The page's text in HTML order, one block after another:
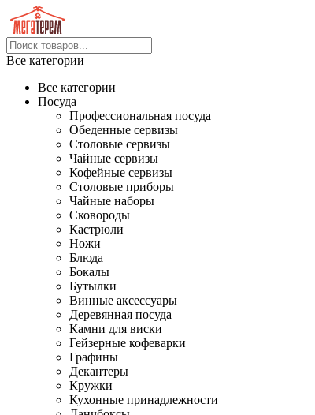
Все категории
Все категории
Посуда
Профессиональная посуда
Обеденные сервизы
Столовые сервизы
Чайные сервизы
Кофейные сервизы
Столовые приборы
Чайные наборы
Сковороды
Кастрюли
Ножи
Блюда
Бокалы
Бутылки
Винные аксессуары
Деревянная посуда
Камни для виски
Гейзерные кофеварки
Графины
Декантеры
Кружки
Кухонные принадлежности